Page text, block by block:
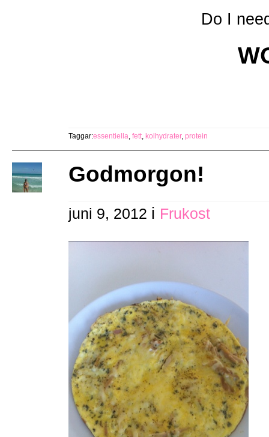
Do I
Taggar:essentiella, fett, kolhydrater, protein
Godmorgon!
juni 9, 2012 i Frukost